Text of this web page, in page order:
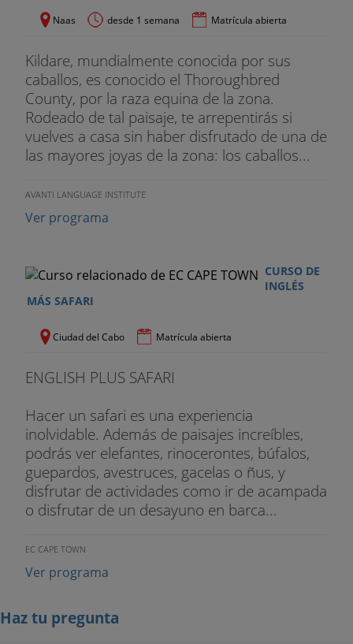
Naas desde 1 semana Matrícula abierta
Kildare, mundialmente conocida por sus
caballos, es conocido el Thoroughbred
County, por la raza equina de la zona.
Rodeado de tal paisaje, te arrepentirás si
vuelves a casa sin haber disfrutado de una de
las mayores joyas de la zona: los caballos...
AVANTI LANGUAGE INSTITUTE
Ver programa
CURSO DE
INGLÉS
MÁS SAFARI
Ciudad del Cabo Matrícula abierta
ENGLISH PLUS SAFARI
Hacer un safari es una experiencia
inolvidable. Además de paisajes increíbles,
podrás ver elefantes, rinocerontes, búfalos,
guepardos, avestruces, gacelas o ñus, y
disfrutar de actividades como ir de acampada
o disfrutar de un desayuno en barca...
EC CAPE TOWN
Ver programa
Haz tu pregunta